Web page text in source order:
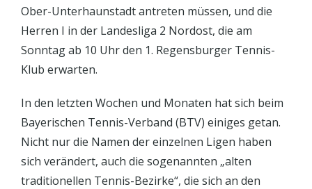
Ober-Unterhaunstadt antreten müssen, und die
Herren I in der Landesliga 2 Nordost, die am
Sonntag ab 10 Uhr den 1. Regensburger Tennis-
Klub erwarten.
In den letzten Wochen und Monaten hat sich beim
Bayerischen Tennis-Verband (BTV) einiges getan.
Nicht nur die Namen der einzelnen Ligen haben
sich verändert, auch die sogenannten „alten
traditionellen Tennis-Bezirke“, die sich an den